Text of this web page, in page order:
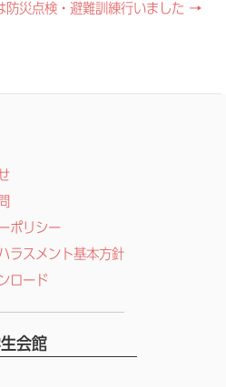
災点検・避難訓練行いました →
ポリシー
ラスメント基本方針
ロード
会館